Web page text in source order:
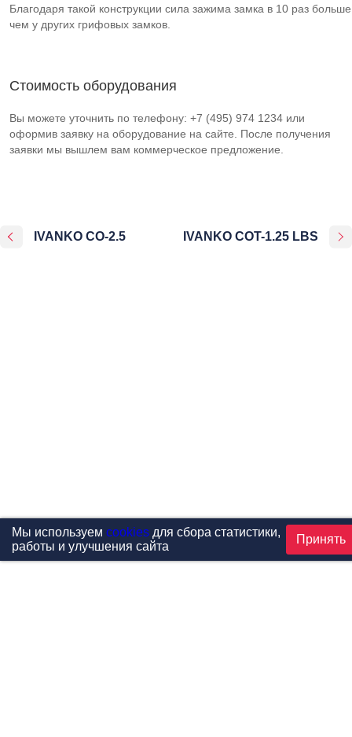
Благодаря такой конструкции сила зажима замка в 10 раз
чем у других грифовых замков.
Стоимость оборудования
Вы можете уточнить по телефону: +7 (495) 974 1234 или
оформив заявку на оборудование на сайте. После получения
заявки мы вышлем вам коммерческое предложение.
IVANKO CO-2.5 IVANKO COT-1.25 LBS
Мы используем cookiesдля сбора статистики,
работы и улучшения сайта
Принять